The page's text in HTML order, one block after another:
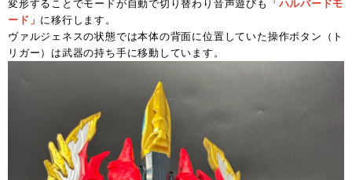
変形することでモードが自動で切り替わり音声遊びも
「ハルバードモ
ード」 に移行します。
ヴァルジェネスの状態では本体の背面に位置していた操作ボタン（ト
リガー）は武器の持ち手に移動しています。